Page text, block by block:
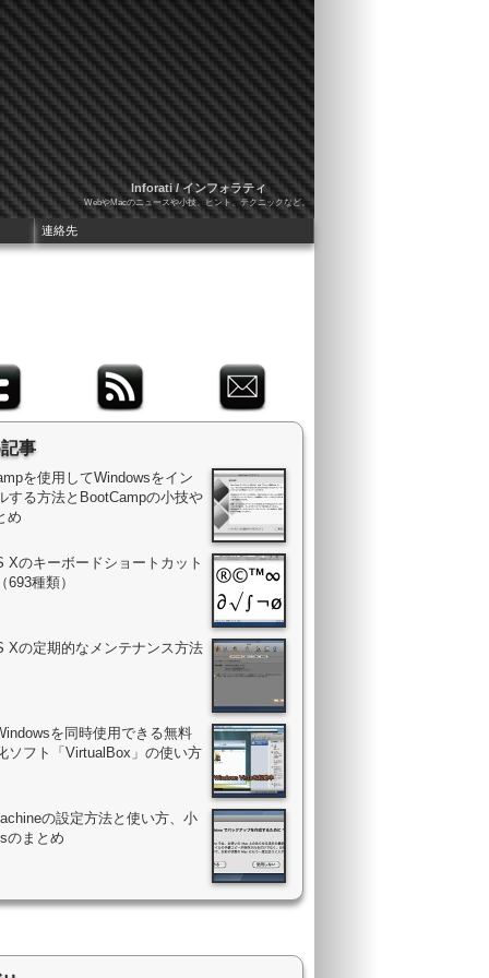
Inforati / インフォラティ
WebやMacのニュースや小技、ヒント、テクニックなど。
事
を使用してWindowsをイン
する方法とBootCampの小技や
め
Xのキーボードショートカット
693種類）
Xの定期的なメンテナンス方法
を同時使用できる無料
ソフト「VirtualBox」の使い方
の設定方法と使い方、小
のまとめ
連絡先